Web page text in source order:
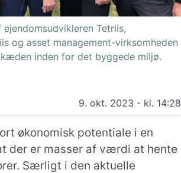
Tetriis,
og asset management-virksomheden
inden for det byggede miljø.
9. okt. 2023 - kl. 14:28
økonomisk potentiale i en
der er masser af værdi at hente
Særligt i den aktuelle